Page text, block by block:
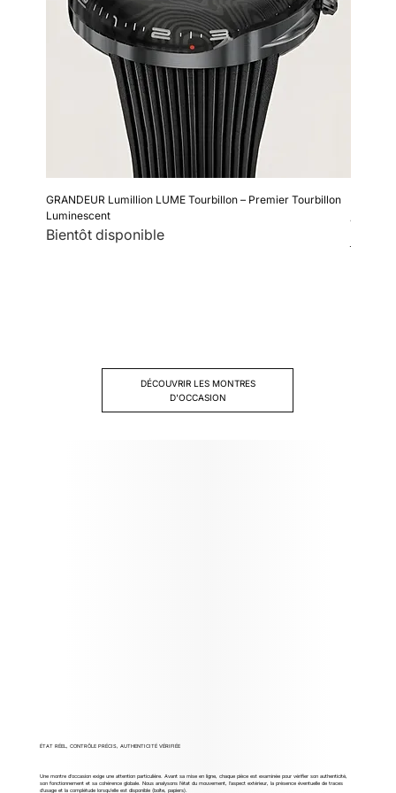
GRANDEUR Lumillion LUME Tourbillon – Premier Tourbillon
Luminescent
Bientôt disponible
Prix
495,00 €
DÉCOUVRIR LES MONTRES
D'OCCASION
ÉTAT RÉEL, CONTRÔLE PRÉCIS, AUTHENTICITÉ VÉRIFIÉE
Une montre d’occasion exige une attention particulière. Avant sa mise en ligne, chaque pièce est examinée pour vérifier son authenticité,
son fonctionnement et sa cohérence globale. Nous analysons l’état du mouvement, l’aspect extérieur, la présence éventuelle de traces
d’usage et la complétude lorsqu’elle est disponible (boîte, papiers).